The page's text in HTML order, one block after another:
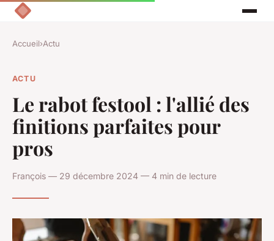
Accueil›Actu
ACTU
Le rabot festool : l'allié des
finitions parfaites pour
pros
François — 29 décembre 2024 — 4 min de lecture